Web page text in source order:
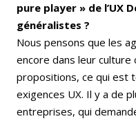
pure player » de l’UX
généralistes ?
Nous pensons que les
encore dans leur culture
propositions, ce qui est
exigences UX. Il y a de
entreprises, qui